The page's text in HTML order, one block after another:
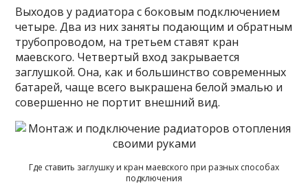
Выходов у радиатора с боковым подключением
четыре. Два из них заняты подающим и обратным
трубопроводом, на третьем ставят кран
маевского. Четвертый вход закрывается
заглушкой. Она, как и большинство современных
батарей, чаще всего выкрашена белой эмалью и
совершенно не портит внешний вид.
Где ставить заглушку и кран маевского при разных способах
подключения